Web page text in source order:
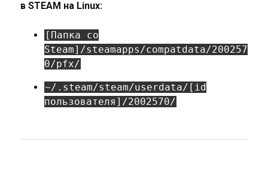
в STEAM на Linux:
[Папка со
Steam]/steamapps/compatdata/200257
0/pfx/
~/.steam/steam/userdata/[id
пользователя]/2002570/